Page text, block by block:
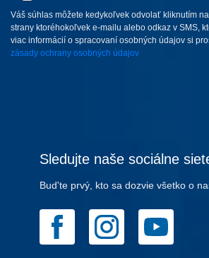
Váš súhlas môžete kedykoľvek odvolať kliknutím
strany ktoréhokoľvek e-mailu alebo odkaz v SMS,
viac informácií o spracovaní osobných údajov si
zásady ochrany osobných údajov
Sledujte naše sociálne
Bud'te prvý, kto sa dozvie všetko o